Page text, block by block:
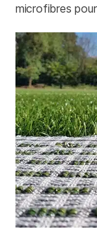
microfibres